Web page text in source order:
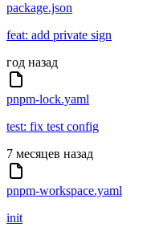
package.json
feat: add private sign
год назад
pnpm-lock.yaml
test: fix test config
7 месяцев назад
pnpm-workspace.yaml
init